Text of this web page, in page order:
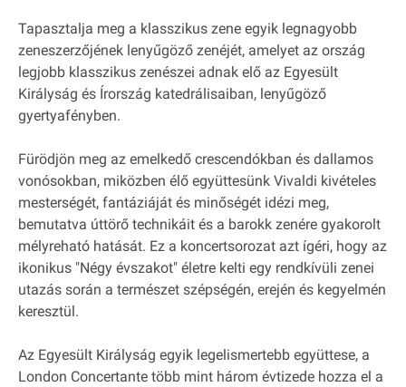
Tapasztalja meg a klasszikus zene egyik legnagyobb
zeneszerzőjének lenyűgöző zenéjét, amelyet az ország
legjobb klasszikus zenészei adnak elő az Egyesült
Királyság és Írország katedrálisaiban, lenyűgöző
gyertyafényben.
Fürödjön meg az emelkedő crescendókban és dallamos
vonósokban, miközben élő együttesünk Vivaldi kivételes
mesterségét, fantáziáját és minőségét idézi meg,
bemutatva úttörő technikáit és a barokk zenére gyakorolt
mélyreható hatását. Ez a koncertsorozat azt ígéri, hogy az
ikonikus "Négy évszakot" életre kelti egy rendkívüli zenei
utazás során a természet szépségén, erején és kegyelmén
keresztül.
Az Egyesült Királyság egyik legelismertebb együttese, a
London Concertante több mint három évtizede hozza el a